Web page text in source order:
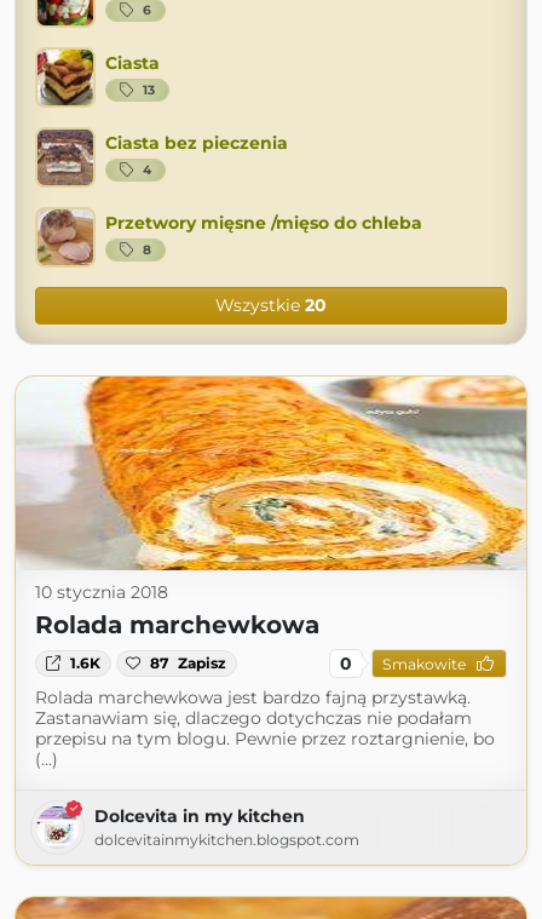
6
Ciasta
13
Ciasta bez pieczenia
4
Przetwory mięsne /mięso do chleba
8
Wszystkie 20
10 stycznia 2018
Rolada marchewkowa
1.6K 87 Zapisz 0 Smakowite
Rolada marchewkowa jest bardzo fajną przystawką.
Zastanawiam się, dlaczego dotychczas nie podałam
przepisu na tym blogu. Pewnie przez roztargnienie, bo
(...)
Dolcevita in my kitchen
dolcevitainmykitchen.blogspot.com